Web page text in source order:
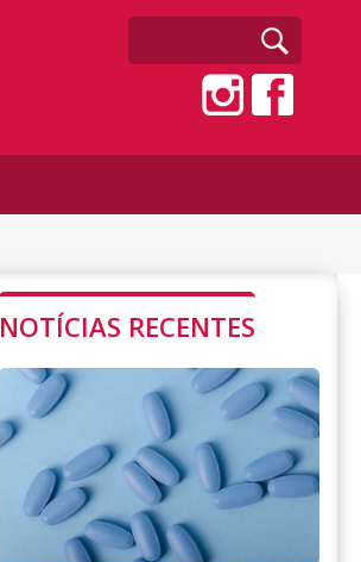
NOTÍCIAS RECENTES